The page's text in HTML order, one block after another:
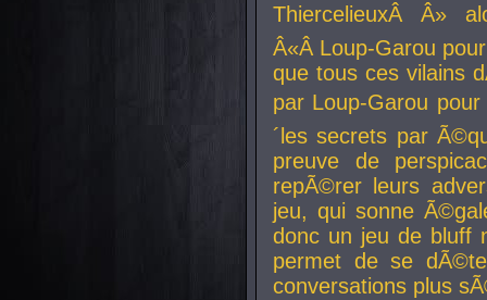
ThiercelieuxÂ Â»
Â«Â Loup-Garou
que tous ces vilains
par Loup-Garou
´les secrets par
preuve de
repÃ©rer leurs
jeu, qui sonne
donc un jeu de bluff
permet de se
conversations plus